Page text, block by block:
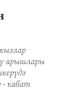
ярышлары
- кабат